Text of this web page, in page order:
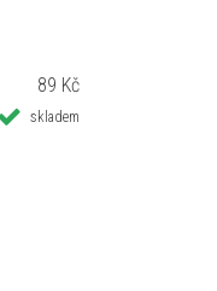
89 Kč
skladem